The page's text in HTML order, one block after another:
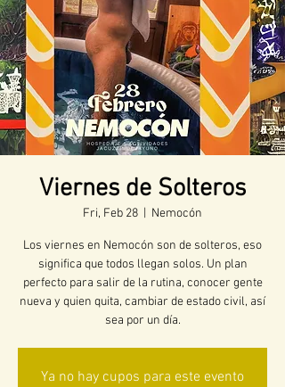
Viernes de Solteros
Fri, Feb 28 Nemocón
Los viernes en Nemocón son de solteros, eso
significa que todos llegan solos. Un plan
perfecto para salir de la rutina, conocer gente
nueva y quien quita, cambiar de estado civil, así
sea por un día.
Ya no hay cupos para este evento